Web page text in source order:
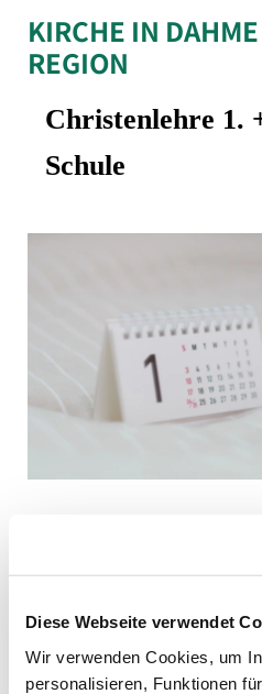
Diese Webseite verwendet
Wir verwenden Cookies, um
personalisieren, Funktionen
KIRCHE IN
REGION
Christenlehre 1.
Schule
Montag, 25. Mai